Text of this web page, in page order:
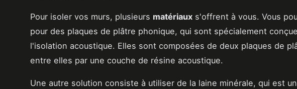
Pour isoler vos murs, plusieurs matériaux s'offrent à vous. Vous
pour des plaques de plâtre phonique, qui sont spécialement
l'isolation acoustique. Elles sont composées de deux plaques de
entre elles par une couche de résine acoustique.
Une autre solution consiste à utiliser de la laine minérale, qui est un